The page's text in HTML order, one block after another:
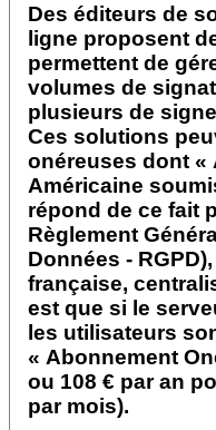
Des éditeurs de
ligne proposent
permettent de
volumes de
plusieurs de
Ces solutions
onéreuses dont «
Américaine
répond de ce fait
Règlement
Données -
française,
est que si le
les utilisateurs
« Abonnement
ou 108 € par an
par mois).